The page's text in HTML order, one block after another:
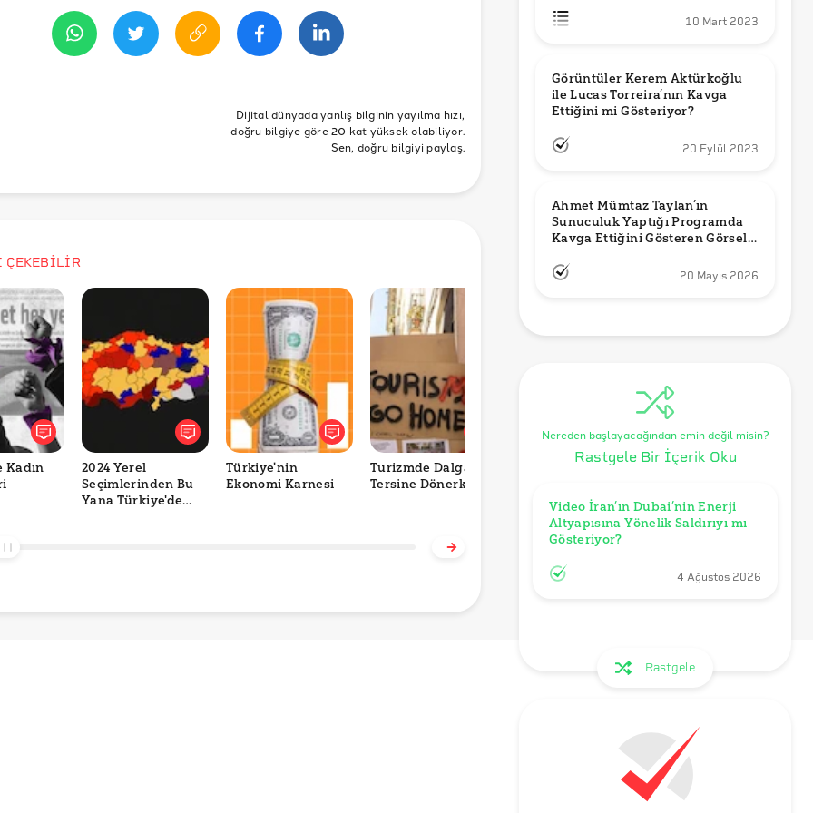
Dijital dünyada yanlış bilginin yayılma hızı,
doğru bilgiye göre 20 kat yüksek olabiliyor.
Sen, doğru bilgiyi paylaş.
Kadın
2024 Yerel
Seçimlerinden Bu
Yana Türkiye'de
Türkiye'nin
Ekonomi Karnesi
Turizmde Dalga
Tersine Dönerken
Yeni Meclis, Yine
Tartışmaları
Video Trump’ın
Görüşürken
Uyuduğu Anları mı
Gösteriyor?
10 Mart 2023
Görüntüler Kerem Aktürkoğlu
ile Lucas Torreira’nın Kavga
Ettiğini mi Gösteriyor?
20 Eylül 2023
Ahmet Mümtaz Taylan’ın
Sunuculuk Yaptığı Programda
Kavga Ettiğini Gösteren Görsel
20 Mayıs 2026
Nereden başlayacağından emin değil misin?
Rastgele Bir İçerik Oku
Video İran’ın Dubai’nin Enerji
Altyapısına Yönelik Saldırıyı mı
Gösteriyor?
4 Ağustos 2026
Rastgele